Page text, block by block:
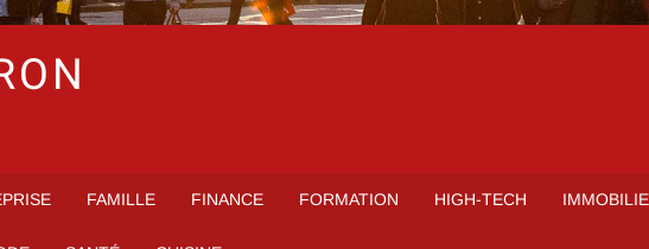
FAMILLE FINANCE FORMATION HIGH-TECH